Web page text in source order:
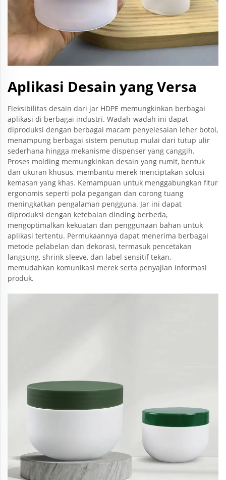
Aplikasi Desain yang Versa
Fleksibilitas desain dari jar HDPE memungkinkan berbagai
aplikasi di berbagai industri. Wadah-wadah ini dapat
diproduksi dengan berbagai macam penyelesaian leher botol,
menampung berbagai sistem penutup mulai dari tutup ulir
sederhana hingga mekanisme dispenser yang canggih.
Proses molding memungkinkan desain yang rumit, bentuk
dan ukuran khusus, membantu merek menciptakan solusi
kemasan yang khas. Kemampuan untuk menggabungkan fitur
ergonomis seperti pola pegangan dan corong tuang
meningkatkan pengalaman pengguna. Jar ini dapat
diproduksi dengan ketebalan dinding berbeda,
mengoptimalkan kekuatan dan penggunaan bahan untuk
aplikasi tertentu. Permukaannya dapat menerima berbagai
metode pelabelan dan dekorasi, termasuk pencetakan
langsung, shrink sleeve, dan label sensitif tekan,
memudahkan komunikasi merek serta penyajian informasi
produk.